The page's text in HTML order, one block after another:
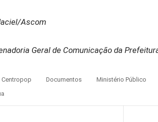
Ascom
Geral de Comunicação da
Centropop Documentos Ministério Público